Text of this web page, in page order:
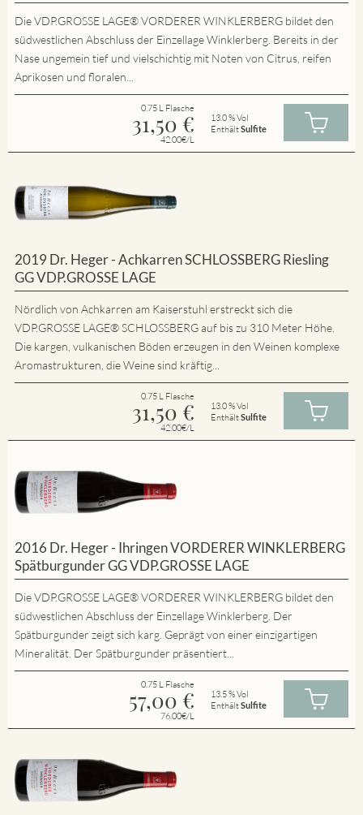
Die VDP.GROSSE LAGE® VORDERER WINKLERBERG bildet den
südwestlichen Abschluss der Einzellage Winklerberg. Bereits in der
Nase ungemein tief und vielschichtig mit Noten von Citrus, reifen
Aprikosen und floralen...
0.75 L Flasche
31,50 €
42.00€/L
13.0 % Vol
EnthältSulfite
2019 Dr. Heger - Achkarren SCHLOSSBERG Riesling
GG VDP.GROSSE LAGE
Nördlich von Achkarren am Kaiserstuhl erstreckt sich die
VDP.GROSSE LAGE® SCHLOSSBERG auf bis zu 310 Meter Höhe.
Die kargen, vulkanischen Böden erzeugen in den Weinen komplexe
Aromastrukturen, die Weine sind kräftig...
0.75 L Flasche
31,50 €
42.00€/L
13.0 % Vol
EnthältSulfite
2016 Dr. Heger - Ihringen VORDERER WINKLERBERG
Spätburgunder GG VDP.GROSSE LAGE
Die VDP.GROSSE LAGE® VORDERER WINKLERBERG bildet den
südwestlichen Abschluss der Einzellage Winklerberg. Der
Spätburgunder zeigt sich karg. Geprägt von einer einzigartigen
Mineralität. Der Spätburgunder präsentiert...
0.75 L Flasche
57,00 €
76.00€/L
13.5 % Vol
EnthältSulfite